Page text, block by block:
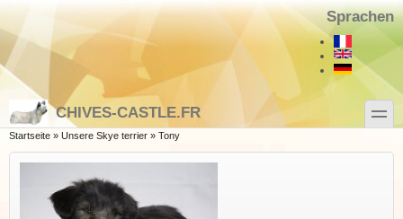
Direkt zum Inhalt
Skip to search
Sprachen
CHIVES-CASTLE.FR
toggle
Sie sind hier
Startseite » Unsere Skye terrier » Tony